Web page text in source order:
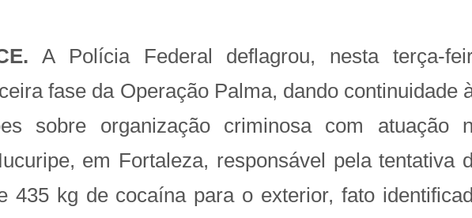
A Polícia Federal deflagrou, nesta terça-
fase da Operação Palma, dando continuidade
sobre organização criminosa com atuação
em Fortaleza, responsável pela tentativa
435 kg de cocaína para o exterior, fato